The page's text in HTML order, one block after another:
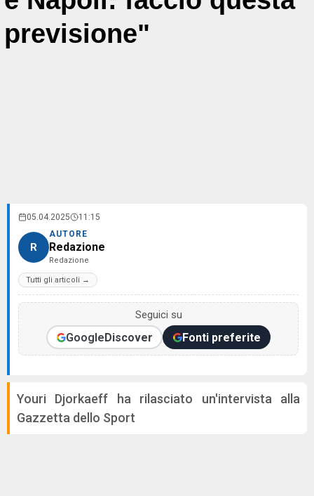
previsione"
05.04.2025 11:15
R
AUTORE
Redazione
Redazione
Tutti gli articoli →
Seguici su
GoogleDiscover Fonti preferite
Youri Djorkaeff ha rilasciato un'intervista alla
Gazzetta dello Sport